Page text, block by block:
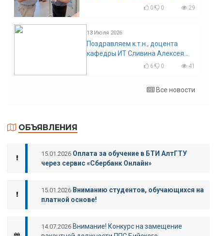
конференции по задачам со
0 0 29
13 Июля 2026
Поздравляем к.т.н., доцента
кафедры ИТ Сливина Алексея
Николаевича с юбилеем!
6 0 41
Все новости
ОБЪЯВЛЕНИЯ
15.01.2026 Оплата за обучение в БТИ АлтГТУ
через сервис «Сбербанк Онлайн»
15.01.2026 Вниманию студентов, обучающихся на
платной основе!
14.07.2026 Внимание! Конкурс на замещение